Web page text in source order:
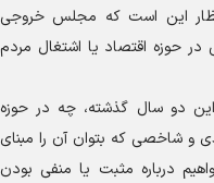
این است که مجلس خروجی
حوزه اقتصاد یا اشتغال مردم
دو سال گذشته، چه در حوزه
و شاخصی که بتوان آن را مبنای
درباره مثبت یا منفی بودن